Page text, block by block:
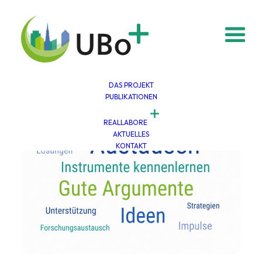
springen
DAS PROJEKT
PUBLIKATIONEN
REALLABORE
AKTUELLES
KONTAKT